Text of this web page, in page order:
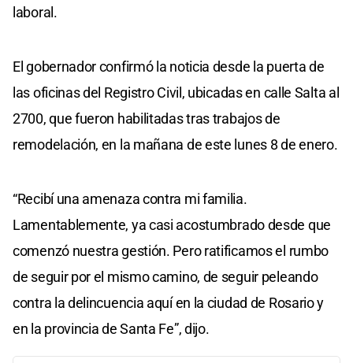
laboral.
El gobernador confirmó la noticia desde la puerta de
las oficinas del Registro Civil, ubicadas en calle Salta al
2700, que fueron habilitadas tras trabajos de
remodelación, en la mañana de este lunes 8 de enero.
“Recibí una amenaza contra mi familia.
Lamentablemente, ya casi acostumbrado desde que
comenzó nuestra gestión. Pero ratificamos el rumbo
de seguir por el mismo camino, de seguir peleando
contra la delincuencia aquí en la ciudad de Rosario y
en la provincia de Santa Fe”, dijo.